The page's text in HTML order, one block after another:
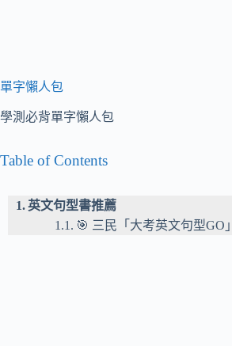
單字懶人包
學測必背單字懶人包
Table of Contents
英文句型書推薦
🎯 三民「大考英文句型GO」